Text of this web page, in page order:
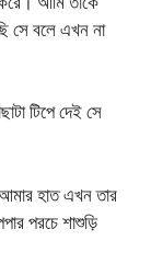
সে বলে এখন না
টিপে দেই সে
হাত এখন তার
পরচে শাশুড়ি